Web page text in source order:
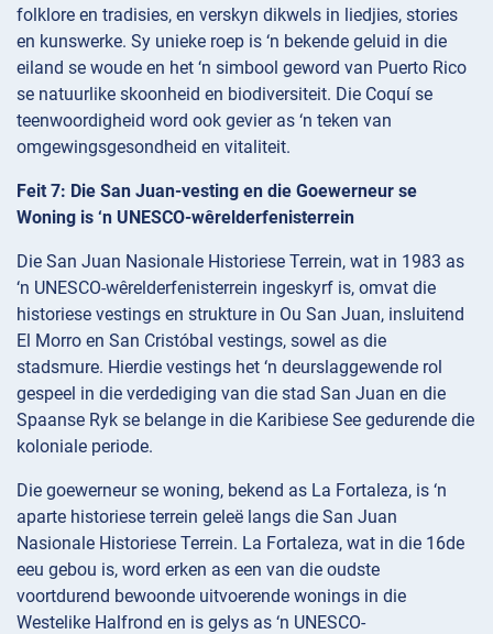
folklore en tradisies, en verskyn dikwels in liedjies, stories
en kunswerke. Sy unieke roep is ‘n bekende geluid in die
eiland se woude en het ‘n simbool geword van Puerto Rico
se natuurlike skoonheid en biodiversiteit. Die Coquí se
teenwoordigheid word ook gevier as ‘n teken van
omgewingsgesondheid en vitaliteit.
Feit 7: Die San Juan-vesting en die Goewerneur se
Woning is ‘n UNESCO-wêrelderfenisterrein
Die San Juan Nasionale Historiese Terrein, wat in 1983 as
‘n UNESCO-wêrelderfenisterrein ingeskyrf is, omvat die
historiese vestings en strukture in Ou San Juan, insluitend
El Morro en San Cristóbal vestings, sowel as die
stadsmure. Hierdie vestings het ‘n deurslaggewende rol
gespeel in die verdediging van die stad San Juan en die
Spaanse Ryk se belange in die Karibiese See gedurende die
koloniale periode.
Die goewerneur se woning, bekend as La Fortaleza, is ‘n
aparte historiese terrein geleë langs die San Juan
Nasionale Historiese Terrein. La Fortaleza, wat in die 16de
eeu gebou is, word erken as een van die oudste
voortdurend bewoonde uitvoerende wonings in die
Westelike Halfrond en is gelys as ‘n UNESCO-